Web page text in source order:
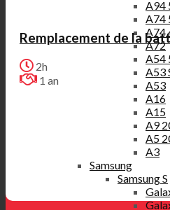
A94
A74
A74
A72
A54
A53
A53
A16
A15
A9
A5
A3
Samsung
Samsung S
Remplacement de la
2h
1 an